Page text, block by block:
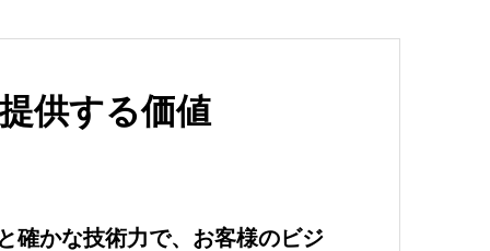
供する価値
確かな技術力で、お客様のビジ